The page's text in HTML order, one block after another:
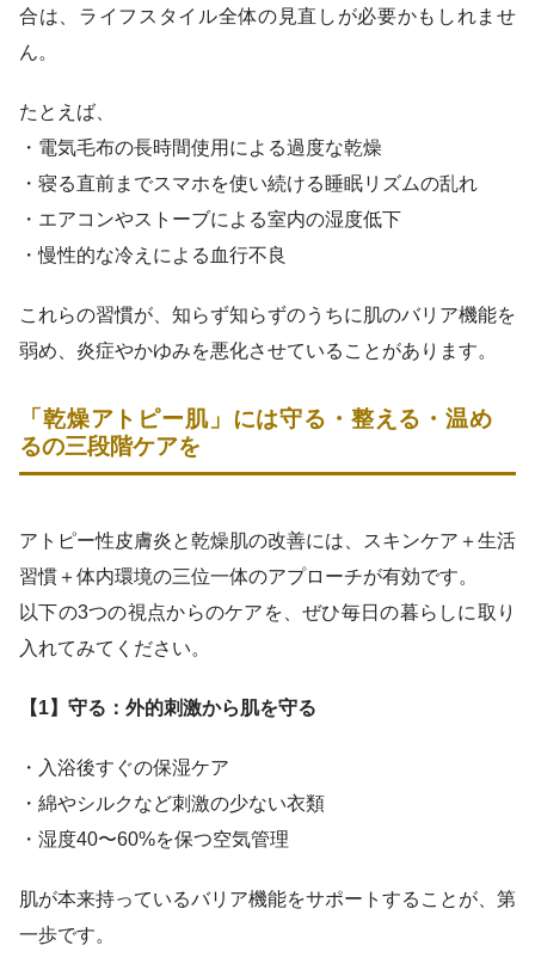
合は、ライフスタイル全体の見直しが必要かもしれませ
ん。
たとえば、
・電気毛布の長時間使用による過度な乾燥
・寝る直前までスマホを使い続ける睡眠リズムの乱れ
・エアコンやストーブによる室内の湿度低下
・慢性的な冷えによる血行不良
これらの習慣が、知らず知らずのうちに肌のバリア機能を
弱め、炎症やかゆみを悪化させていることがあります。
「乾燥アトピー肌」には守る・整える・温め
るの三段階ケアを
アトピー性皮膚炎と乾燥肌の改善には、スキンケア＋生活
習慣＋体内環境の三位一体のアプローチが有効です。
以下の3つの視点からのケアを、ぜひ毎日の暮らしに取り
入れてみてください。
【1】守る：外的刺激から肌を守る
・入浴後すぐの保湿ケア
・綿やシルクなど刺激の少ない衣類
・湿度40〜60%を保つ空気管理
肌が本来持っているバリア機能をサポートすることが、第
一歩です。